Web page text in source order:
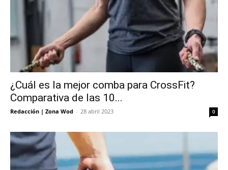
¿Cuál es la mejor comba para CrossFit?
Comparativa de las 10...
Redacción | Zona Wod - 28 abril 2023 0